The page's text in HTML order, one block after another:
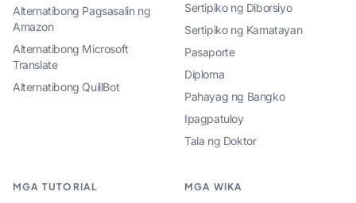
Alternatibong Pagsasalin ng
Amazon
Alternatibong Microsoft
Translate
Alternatibong QuillBot
Sertipiko ng Diborsiyo
Sertipiko ng Kamatayan
Pasaporte
Diploma
Pahayag ng Bangko
Ipagpatuloy
Tala ng Doktor
MGA TUTORIAL MGA WIKA